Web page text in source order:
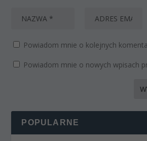
Powiadom mnie o kolejnych
Powiadom mnie o nowych wpisach
POPULARNE